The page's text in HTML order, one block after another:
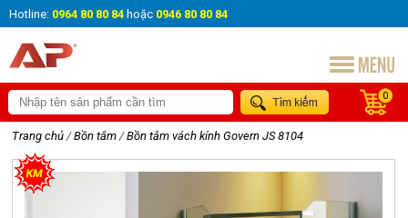
Hotline: 0964 80 80 84 hoặc 0946 80 80 84
0
Trang chủ / Bồn tắm / Bồn tắm vách kính Govern JS 8104